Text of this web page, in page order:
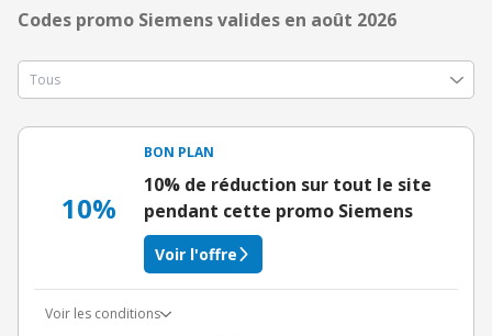
Codes promo Siemens valides en août 2026
10%
BON PLAN
10% de réduction sur tout le site
pendant cette promo Siemens
Voir l'offre
Voir les conditions